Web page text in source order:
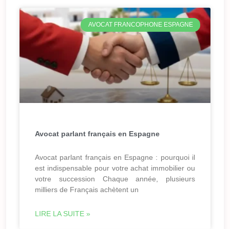
AVOCAT FRANCOPHONE ESPAGNE
Avocat parlant français en Espagne
Avocat parlant français en Espagne : pourquoi il
est indispensable pour votre achat immobilier ou
votre succession Chaque année, plusieurs
milliers de Français achètent un
LIRE LA SUITE »